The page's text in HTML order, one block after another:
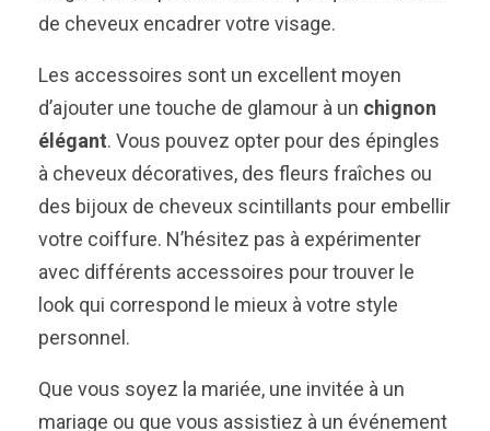
de cheveux encadrer votre visage.
Les accessoires sont un excellent moyen
d’ajouter une touche de glamour à un chignon
élégant. Vous pouvez opter pour des épingles
à cheveux décoratives, des fleurs fraîches ou
des bijoux de cheveux scintillants pour embellir
votre coiffure. N’hésitez pas à expérimenter
avec différents accessoires pour trouver le
look qui correspond le mieux à votre style
personnel.
Que vous soyez la mariée, une invitée à un
mariage ou que vous assistiez à un événement